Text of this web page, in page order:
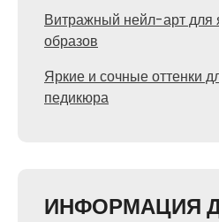
Витражный нейл-арт для
образов
Яркие и сочные оттенки
педикюра
ИНФОРМАЦИЯ